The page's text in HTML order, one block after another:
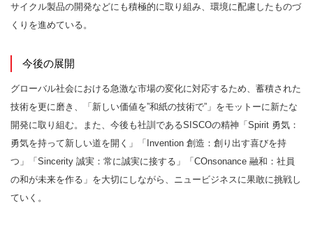
サイクル製品の開発などにも積極的に取り組み、環境に配慮したものづ
くりを進めている。
今後の展開
グローバル社会における急激な市場の変化に対応するため、蓄積された
技術を更に磨き、「新しい価値を”和紙の技術で”」をモットーに新たな
開発に取り組む。また、今後も社訓であるSISCOの精神「Spirit 勇気：
勇気を持って新しい道を開く」「Invention 創造：創り出す喜びを持
つ」「Sincerity 誠実：常に誠実に接する」「COnsonance 融和：社員
の和が未来を作る」を大切にしながら、ニュービジネスに果敢に挑戦し
ていく。